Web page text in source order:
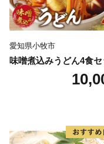
愛知県小牧市
味噌煮込みうどん4食セ